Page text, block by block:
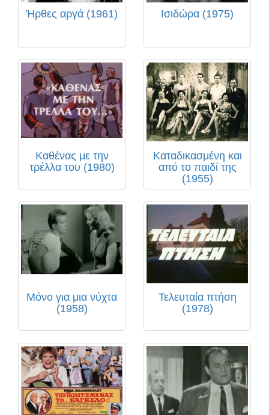
Ήρθες αργά (1961) Ισιδώρα (1975)
Καθένας με την
τρέλλα του (1980)
Καταδικασμένη και
από το παιδί της
(1955)
Μόνο για μια νύχτα
(1958)
Τελευταία πτήση
(1978)